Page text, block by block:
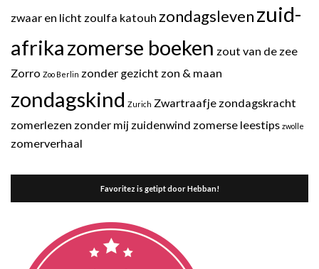
zwaar en licht zoulfa katouh zondagslevenzuid-
afrikazomerse boeken zout van de zee
Zorro Zoo Berlin zonder gezicht zon & maan
zondagskind Zurich Zwartraafje zondagskracht
zomerlezen zonder mij zuidenwind zomerse leestips zwolle
zomerverhaal
Favoritez is getipt door Hebban!